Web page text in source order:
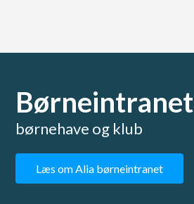
Børneintranet
børnehave og klub
Læs om Alia børneintranet